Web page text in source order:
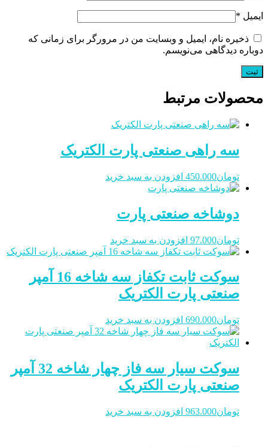
ایمیل *
ذخیره نام، ایمیل و وبسایت من در مرورگر برای زمانی که
دوباره دیدگاهی می‌نویسم.
محصولات مرتبط
سه راهی صنعتی پارت الکتریک
تومان450.000 افزودن به سبد خرید
دوشاخه صنعتی پارت
تومان97.000 افزودن به سبد خرید
سوکت ثابت تکفاز سه شاخه 16 آمپر
صنعتی پارت الکتریک
تومان690.000 افزودن به سبد خرید
سوکت سیار سه فاز چهار شاخه 32 آمپر
صنعتی پارت الکتریک
تومان963.000 افزودن به سبد خرید